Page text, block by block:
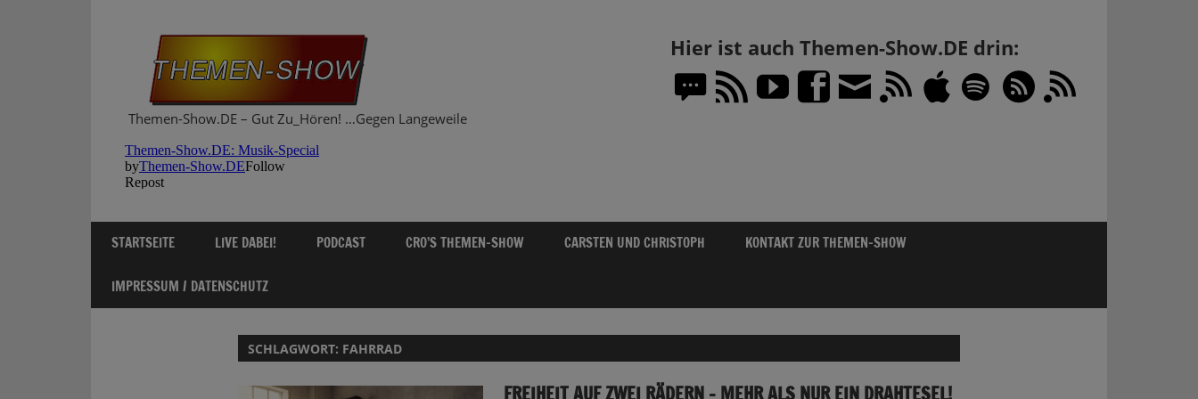
Themen-Show.DE – Gut Zu_Hören! …Gegen Langeweile
Hier ist auch Themen-Show.DE drin:
STARTSEITE LIVE DABEI! PODCAST CRO’S THEMEN-SHOW CARSTEN UND CHRISTOPH KONTAKT ZUR THEMEN-SHOW
IMPRESSUM / DATENSCHUTZ
SCHLAGWORT: FAHRRAD
FREIHEIT AUF ZWEI RÄDERN – MEHR ALS NUR EIN DRAHTESEL!